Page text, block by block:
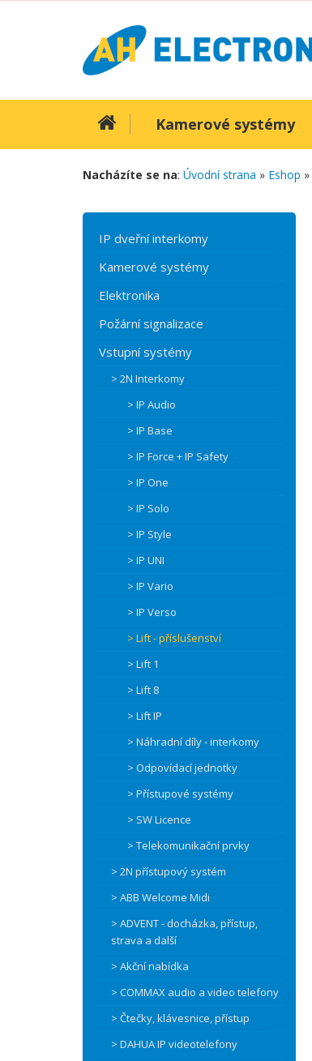
Kamerové systémy
Nacházíte se na: Úvodní strana » Eshop »
IP dveřní interkomy
Kamerové systémy
Elektronika
Požární signalizace
Vstupní systémy
> 2N Interkomy
> IP Audio
> IP Base
> IP Force + IP Safety
> IP One
> IP Solo
> IP Style
> IP UNI
> IP Vario
> IP Verso
> Lift - příslušenství
> Lift 1
> Lift 8
> Lift IP
> Náhradní díly - interkomy
> Odpovídací jednotky
> Přístupové systémy
> SW Licence
> Telekomunikační prvky
> 2N přístupový systém
> ABB Welcome Midi
> ADVENT - docházka, přístup,
strava a další
> Akční nabídka
> COMMAX audio a video telefony
> Čtečky, klávesnice, přístup
> DAHUA IP videotelefony